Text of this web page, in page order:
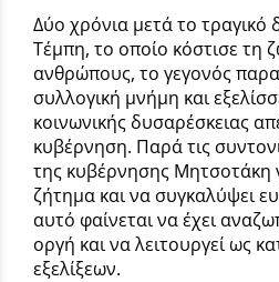
Δύο χρόνια μετά το
Τέμπη, το οποίο κόστισε τη
ανθρώπους, το γεγονός
συλλογική μνήμη και
κοινωνικής δυσαρέσκειας
κυβέρνηση. Παρά τις
της κυβέρνησης Μητσοτάκη
ζήτημα και να συγκαλύψει
αυτό φαίνεται να έχει
οργή και να λειτουργεί ως
εξελίξεων.